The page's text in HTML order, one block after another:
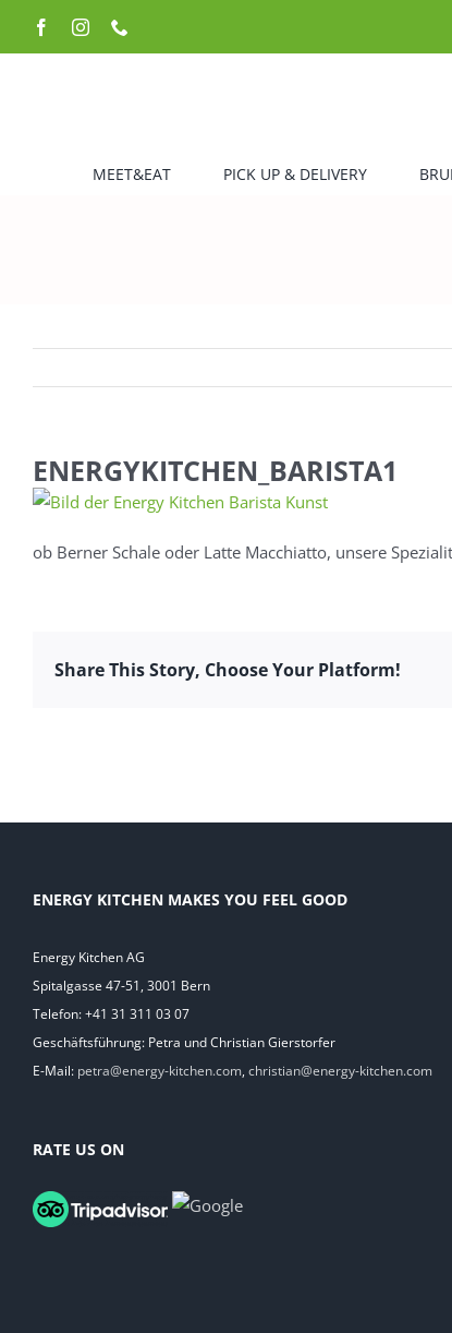
Inhalt
FacebookInstagram
MEET&EAT PICK UP & DELIVERY
ENERGYKITCHEN_BARISTA1
ob Berner Schale oder Latte Macchiatto, unsere
Share This Story, Choose Your Platform!
ENERGY KITCHEN MAKES YOU FEEL GOOD
Energy Kitchen AG
Spitalgasse 47-51, 3001 Bern
Telefon: +41 31 311 03 07
Geschäftsführung: Petra und Christian Gierstorfer
E-Mail: petra@energy-kitchen.com, christian@energy-kitchen.com
RATE US ON